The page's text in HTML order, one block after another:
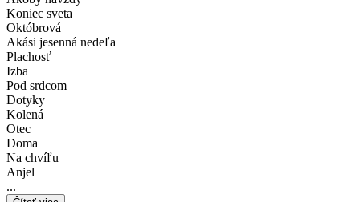
Koniec sveta
Októbrová
Akási jesenná nedeľa
Plachosť
Izba
Pod srdcom
Dotyky
Kolená
Otec
Doma
Na chvíľu
Anjel
...